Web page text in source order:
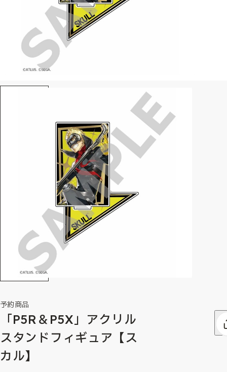
予約商品
「P5R＆P5X」アクリル
スタンドフィギュア【ス
カル】